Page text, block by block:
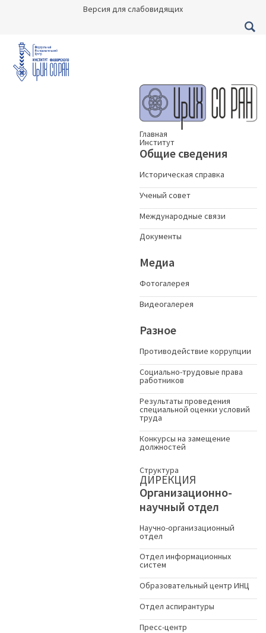
Версия для слабовидящих
Главная
Институт
Общие сведения
Историческая справка
Ученый совет
Международные связи
Документы
Медиа
Фотогалерея
Видеогалерея
Разное
Противодействие коррупции
Социально-трудовые права
работников
Результаты проведения
специальной оценки условий
труда
Конкурсы на замещение
должностей
Структура
ДИРЕКЦИЯ
Организационно-
научный отдел
Научно-организационный
отдел
Отдел информационных
систем
Образовательный центр ИНЦ
Отдел аспирантуры
Пресс-центр